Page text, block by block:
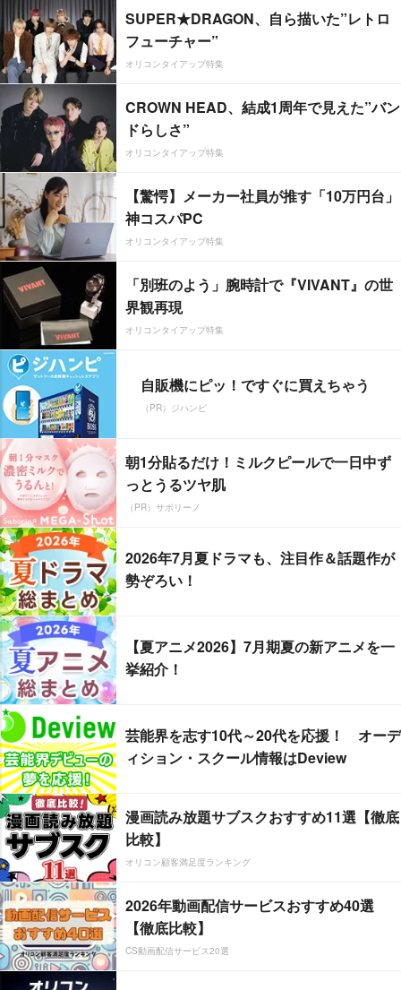
SUPER★DRAGON、自ら描いた”レトロ
フューチャー”
オリコンタイアップ特集
CROWN HEAD、結成1周年で見えた”バン
ドらしさ”
オリコンタイアップ特集
【驚愕】メーカー社員が推す「10万円台」
神コスパPC
オリコンタイアップ特集
「別班のよう」腕時計で『VIVANT』の世
界観再現
オリコンタイアップ特集
自販機にピッ！ですぐに買えちゃう
（PR）ジハンピ
朝1分貼るだけ！ミルクピールで一日中ず
っとうるツヤ肌
（PR）サボリーノ
2026年7月夏ドラマも、注目作＆話題作が
勢ぞろい！
【夏アニメ2026】7月期夏の新アニメを一
挙紹介！
芸能界を志す10代～20代を応援！ オーデ
ィション・スクール情報はDeview
漫画読み放題サブスクおすすめ11選【徹底
比較】
オリコン顧客満足度ランキング
2026年動画配信サービスおすすめ40選
【徹底比較】
CS動画配信サービス20選